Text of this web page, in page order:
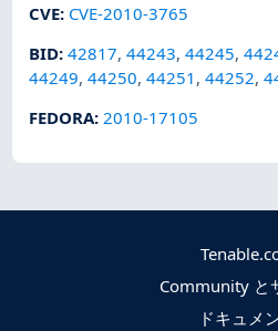
CVE: CVE-2010-3765
BID:42817,44243,44245,
44249,44250,44251 ,44252,
FEDORA:2010-17105
Community と
ドキュメ